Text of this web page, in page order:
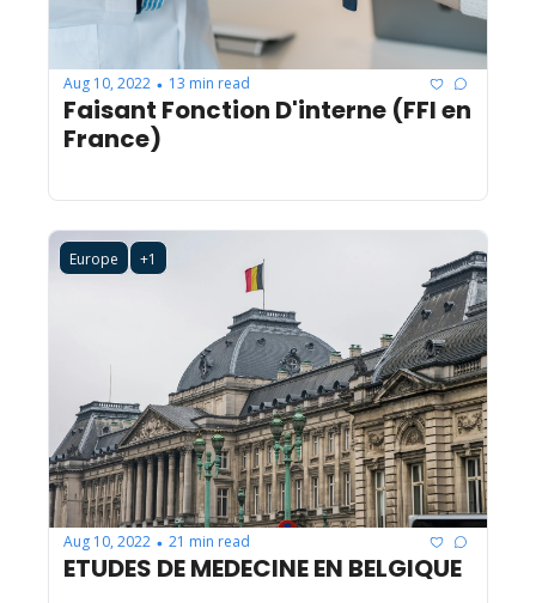
Aug 10, 2022 • 13 min read
Faisant Fonction D'interne (FFI en
France)
Europe +1
Aug 10, 2022 • 21 min read
ETUDES DE MEDECINE EN BELGIQUE